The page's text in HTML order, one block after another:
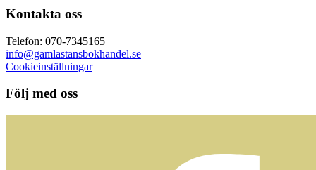
Kontakta oss
Telefon: 070-7345165
info@gamlastansbokhandel.se
Cookieinställningar
Följ med oss